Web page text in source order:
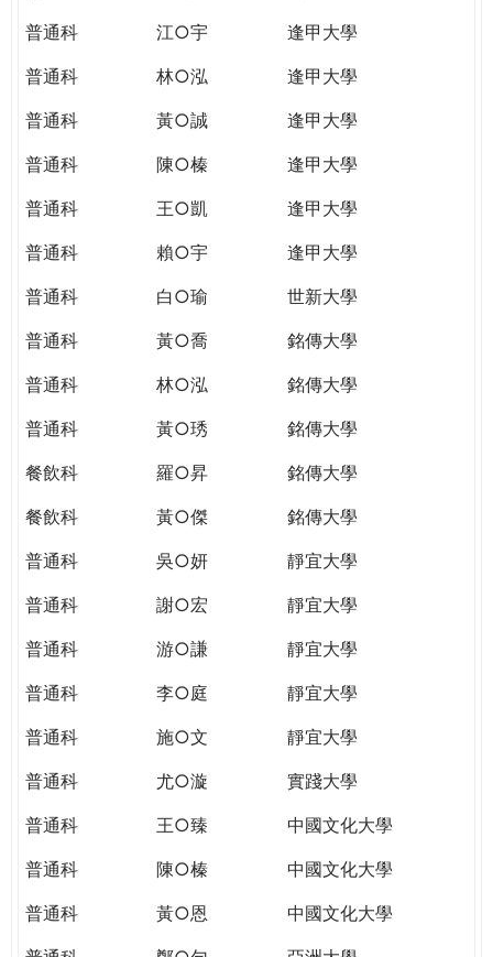
普通科
江○宇
逢甲大學
普通科
林○泓
逢甲大學
普通科
黃○誠
逢甲大學
普通科
陳○榛
逢甲大學
普通科
王○凱
逢甲大學
普通科
賴○宇
逢甲大學
普通科
白○瑜
世新大學
普通科
黃○喬
銘傳大學
普通科
林○泓
銘傳大學
普通科
黃○琇
銘傳大學
餐飲科
羅○昇
銘傳大學
餐飲科
黃○傑
銘傳大學
普通科
吳○妍
靜宜大學
普通科
謝○宏
靜宜大學
普通科
游○謙
靜宜大學
普通科
李○庭
靜宜大學
普通科
施○文
靜宜大學
普通科
尤○漩
實踐大學
普通科
王○臻
中國文化大學
普通科
陳○榛
中國文化大學
普通科
黃○恩
中國文化大學